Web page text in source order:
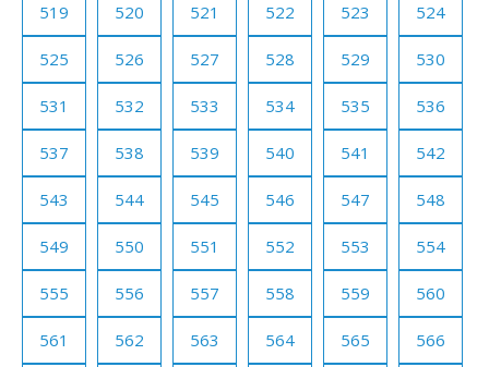
519 520 521 522 523 524
525 526 527 528 529 530
531 532 533 534 535 536
537 538 539 540 541 542
543 544 545 546 547 548
549 550 551 552 553 554
555 556 557 558 559 560
561 562 563 564 565 566